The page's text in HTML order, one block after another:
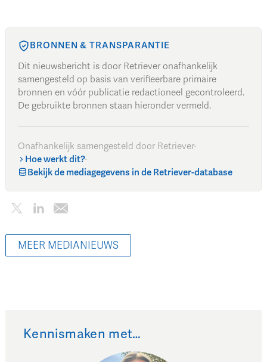
BRONNEN & TRANSPARANTIE
Dit nieuwsbericht is door Retriever onafhankelijk
samengesteld op basis van verifieerbare primaire
bronnen en vóór publicatie redactioneel gecontroleerd.
De gebruikte bronnen staan hieronder vermeld.
Onafhankelijk samengesteld door Retriever·
Hoe werkt dit?·
Bekijk de mediagegevens in de Retriever-database
MEER MEDIANIEUWS
Kennismaken met…